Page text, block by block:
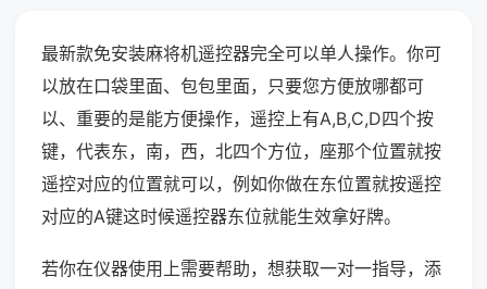
最新款免安装麻将机遥控器完全可以单人操作。你可
以放在口袋里面、包包里面，只要您方便放哪都可
以、重要的是能方便操作，遥控上有A,B,C,D四个按
键，代表东，南，西，北四个方位，座那个位置就按
遥控对应的位置就可以，例如你做在东位置就按遥控
对应的A键这时候遥控器东位就能生效拿好牌。
若你在仪器使用上需要帮助，想获取一对一指导，添